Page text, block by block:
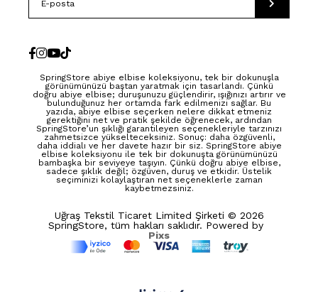
SpringStore abiye elbise koleksiyonu, tek bir dokunuşla
görünümünüzü baştan yaratmak için tasarlandı. Çünkü
doğru abiye elbise; duruşunuzu güçlendirir, ışığınızı artırır ve
bulunduğunuz her ortamda fark edilmenizi sağlar. Bu
yazıda, abiye elbise seçerken nelere dikkat etmeniz
gerektiğini net ve pratik şekilde öğrenecek, ardından
SpringStore’un şıklığı garantileyen seçenekleriyle tarzınızı
zahmetsizce yükselteceksiniz. Sonuç: daha özgüvenli,
daha iddialı ve her davete hazır bir siz. SpringStore abiye
elbise koleksiyonu ile tek bir dokunuşta görünümünüzü
bambaşka bir seviyeye taşıyın. Çünkü doğru abiye elbise,
sadece şıklık değil; özgüven, duruş ve etkidir. Üstelik
seçiminizi kolaylaştıran net seçeneklerle zaman
kaybetmezsiniz.
Uğraş Tekstil Ticaret Limited Şirketi © 2026
SpringStore, tüm hakları saklıdır. Powered by
Pixs